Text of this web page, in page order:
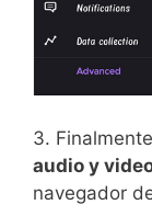
3.
audio y
navegador